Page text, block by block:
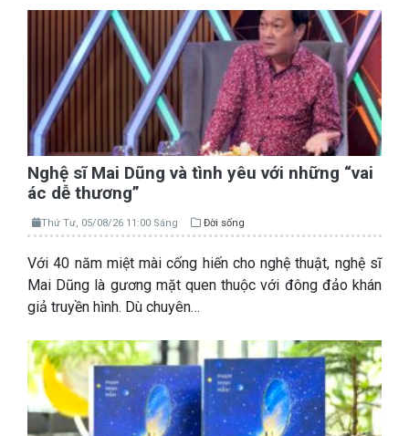
Nghệ sĩ Mai Dũng và tình yêu với những “vai
ác dễ thương”
Thứ Tư, 05/08/26 11:00 Sáng Đời sống
Với 40 năm miệt mài cống hiến cho nghệ thuật, nghệ sĩ
Mai Dũng là gương mặt quen thuộc với đông đảo khán
giả truyền hình. Dù chuyên…